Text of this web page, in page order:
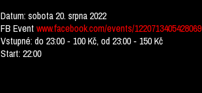
Datum: sobota 20. srpna 2022
FB Event www.facebook.com/events/1220713405428069
Vstupné: do 23:00 - 100 Kč, od 23:00 - 150 Kč
Start: 22:00